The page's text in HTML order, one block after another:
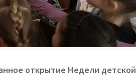
открытие Недели детской